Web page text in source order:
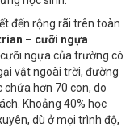
đến rộng rãi trên toàn
– cưỡi ngựa
ngựa của trường có
vật ngoài trời, đường
hơn 70 con, do
Khoảng 40% học
dù ở mọi trình độ,